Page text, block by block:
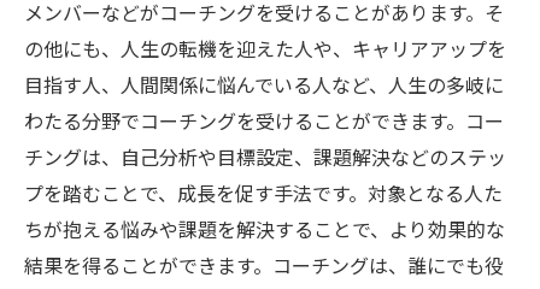
メンバーなどがコーチングを受けることがあります。そ
の他にも、人生の転機を迎えた人や、キャリアアップを
目指す人、人間関係に悩んでいる人など、人生の多岐に
わたる分野でコーチングを受けることができます。コー
チングは、自己分析や目標設定、課題解決などのステッ
プを踏むことで、成長を促す手法です。対象となる人た
ちが抱える悩みや課題を解決することで、より効果的な
結果を得ることができます。コーチングは、誰にでも役